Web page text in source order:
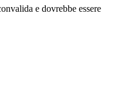
e dovrebbe essere